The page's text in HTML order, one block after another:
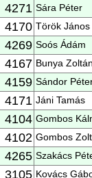
4271 Sára Péter
4170 Török János
4269 Soós Ádám
4167 Bunya
4159 Sándor
4171 Jáni Tamás
4104 Gombos
4102 Gombos
4265 Szakács
3105 Kovács